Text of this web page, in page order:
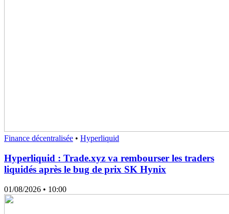
Finance décentralisée • Hyperliquid
Hyperliquid : Trade.xyz va rembourser les traders
liquidés après le bug de prix SK Hynix
01/08/2026 • 10:00